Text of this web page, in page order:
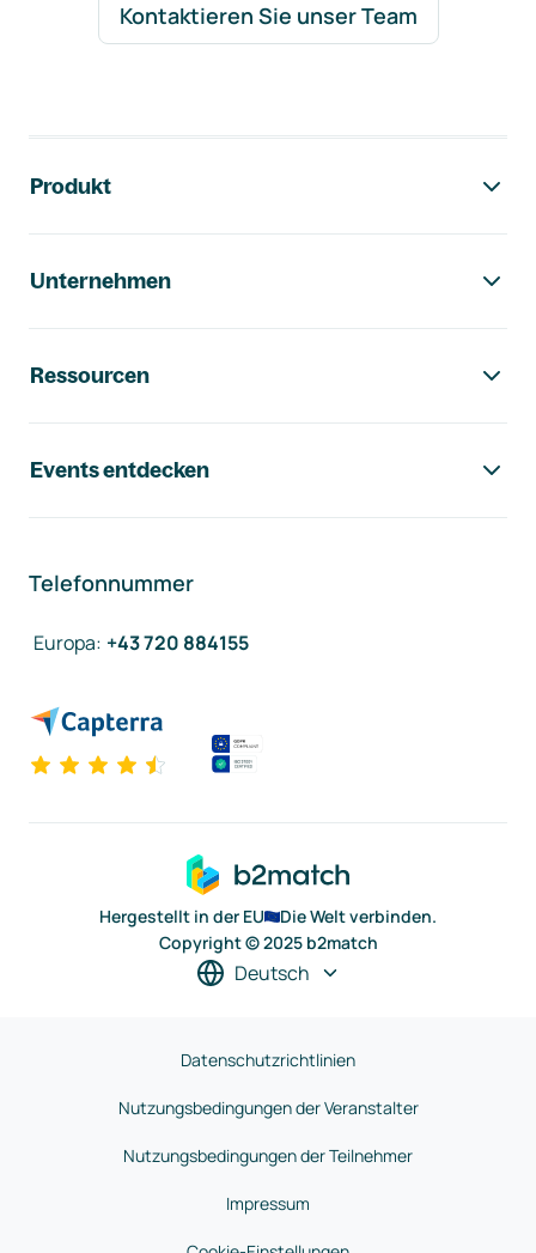
Kontaktieren Sie unser Team
Produkt
Unternehmen
Ressourcen
Events entdecken
Telefonnummer
Europa: +43 720 884155
Hergestellt in der EU
Die Welt verbinden.
Copyright © 2025 b2match
Deutsch
Datenschutzrichtlinien
Nutzungsbedingungen der Veranstalter
Nutzungsbedingungen der Teilnehmer
Impressum